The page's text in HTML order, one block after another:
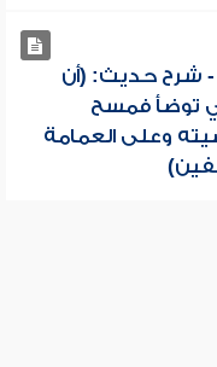
4 - شرح حديث: (أن
توضأ فمسح
وعلى العمامة